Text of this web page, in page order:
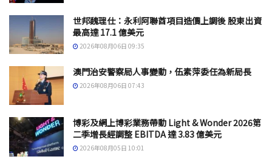
世邦魏理仕：永利阿聯酋項目造價上調後 股東出資
最高達 17.1 億美元
2026年08月06日 09:35
澳門治安警察局人事變動，伍素萍委任為新局長
2026年08月06日 07:43
博彩及網上博彩業務帶動 Light & Wonder 2026第
二季增長經調整 EBITDA 達 3.83 億美元
2026年08月05日 10:01